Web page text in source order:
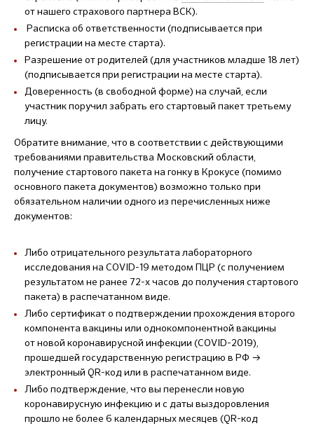
от нашего страхового партнера ВСК).
Расписка об ответственности (подписывается при
регистрации на месте старта).
Разрешение от родителей (для участников младше 18 лет)
(подписывается при регистрации на месте старта).
Доверенность (в свободной форме) на случай, если
участник поручил забрать его стартовый пакет третьему
лицу.
Обратите внимание, что в соответствии с действующими
требованиями правительства Московский области,
получение стартового пакета на гонку в Крокусе (помимо
основного пакета документов) возможно только при
обязательном наличии одного из перечисленных ниже
документов:
Либо отрицательного результата лабораторного
исследования на COVID-19 методом ПЦР (с получением
результатом не ранее 72-х часов до получения стартового
пакета) в распечатанном виде.
Либо сертификат о подтверждении прохождения второго
компонента вакцины или однокомпонентной вакцины
от новой коронавирусной инфекции (COVID-2019),
прошедшей государственную регистрацию в РФ →
электронный QR-код или в распечатанном виде.
Либо подтверждение, что вы перенесли новую
коронавирусную инфекцию и с даты выздоровления
прошло не более 6 календарных месяцев (QR-код